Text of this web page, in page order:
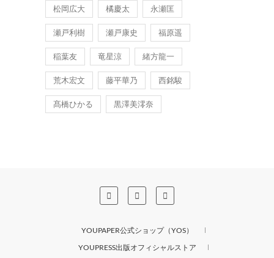
松岡広大 橘慶太 永瀬匡
瀬戸利樹 瀬戸康史 福原遥
稲葉友 竜星涼 緒方龍一
荒木宏文 藤平華乃 西銘駿
髙橋ひかる 黒澤美澪奈
YOUPAPER公式ショップ（YOS）
YOUPRESS出版オフィシャルストア